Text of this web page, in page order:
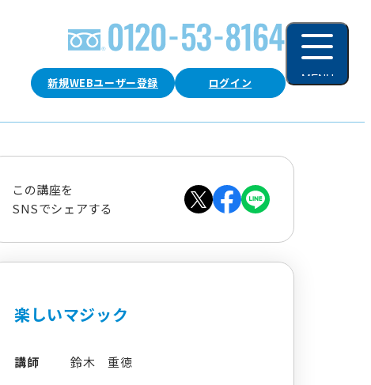
新規WEBユーザー登録 ログイン MENU
この講座を
SNSでシェアする
楽しいマジック
講師 鈴木 重徳